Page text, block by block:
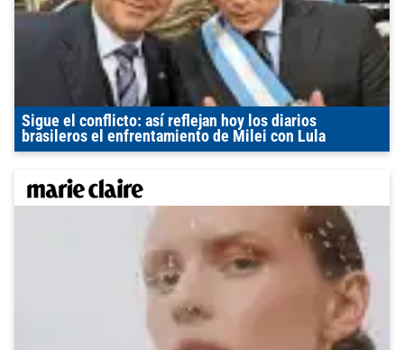
Sigue el conflicto: así reflejan hoy los diarios
brasileros el enfrentamiento de Milei con Lula